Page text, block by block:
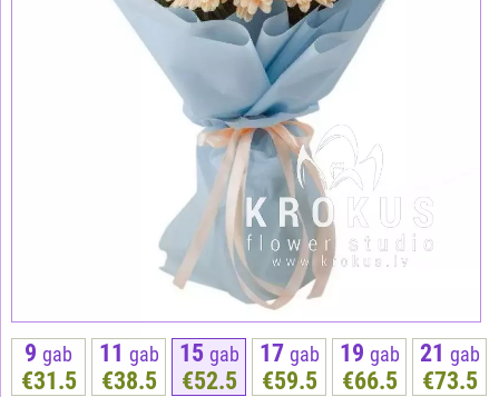
9 gab
€31.5
11 gab
€38.5
15 gab
€52.5
17 gab
€59.5
19 gab
€66.5
21 gab
€73.5